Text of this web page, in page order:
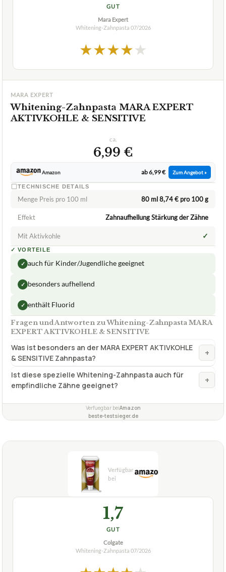
GUT
Mara Expert
Whitening-Zahnpasta 07/2026
★★★★★
MARA EXPERT
Whitening-Zahnpasta MARA EXPERT
AKTIVKOHLE & SENSITIVE
ca.
6,99 €
Amazon ab 6,99 € Zum Angebot »
TECHNISCHE DETAILS
Menge Preis pro 100 ml 80 ml 8,74 € pro 100 g
Effekt Zahnaufhellung Stärkung der Zähne
Mit Aktivkohle ✓
✓ VORTEILE
✓ auch für Kinder/Jugendliche geeignet
✓ besonders aufhellend
✓ enthält Fluorid
Fragen und Antworten zu Whitening-Zahnpasta MARA
EXPERT AKTIVKOHLE & SENSITIVE
Was ist besonders an der MARA EXPERT AKTIVKOHLE
& SENSITIVE Zahnpasta?
+
Ist diese spezielle Whitening-Zahnpasta auch für
empfindliche Zähne geeignet?
+
Verfuegbar beiAmazon
beste-testsieger.de
1,7
GUT
Colgate
Whitening-Zahnpasta 07/2026